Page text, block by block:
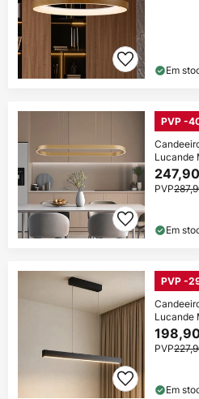
Em
PVP -
Lucande
PVP
Em
PVP -
Lucande
PVP
Em